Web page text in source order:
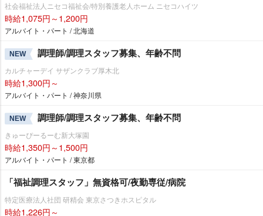
社会福祉法人ニセコ福祉会/特別養護老人ホーム ニセコハイツ
時給1,075円～1,200円
アルバイト・パート / 北海道
NEW 調理師/調理スタッフ募集、年齢不問
カルチャーデイ サザンクラブ厚木北
時給1,300円～
アルバイト・パート / 神奈川県
NEW 調理師/調理スタッフ募集、年齢不問
きゅーぴーるーむ新大塚園
時給1,350円～1,500円
アルバイト・パート / 東京都
「福祉調理スタッフ」無資格可/夜勤専従/病院
特定医療法人社団 研精会 東京さつきホスピタル
時給1,226円～